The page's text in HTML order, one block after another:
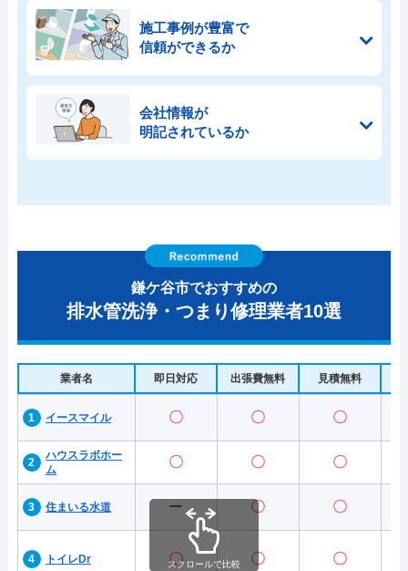
施工事例が豊富で
信頼ができるか
会社情報が
明記されているか
鎌ケ谷市でおすすめの
排水管洗浄・つまり修理業者10選
業者名 即日対応 出張費無料 見積無料
イースマイル 〇 〇 〇
ハウスラボホー
ム
〇 〇 〇
住まいる水道 ー 〇 〇
トイレDr 〇 〇 〇
スクロールで比較